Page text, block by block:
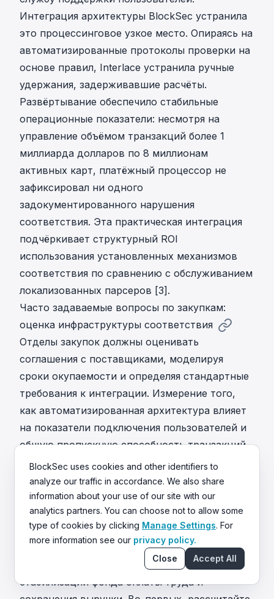
Интеграция архитектуры BlockSec устранила
это процессинговое узкое место. Опираясь на
автоматизированные протоколы проверки на
основе правил, Interlace устранила ручные
удержания, задерживавшие расчёты.
Развёртывание обеспечило стабильные
операционные показатели: несмотря на
управление объёмом транзакций более 1
миллиарда долларов по 8 миллионам
активных карт, платёжный процессор не
зафиксировал ни одного
задокументированного нарушения
соответствия. Эта практическая интеграция
подчёркивает структурный ROI
использования установленных механизмов
соответствия по сравнению с обслуживанием
локализованных парсеров [3].
Часто задаваемые вопросы по закупкам:
оценка инфраструктуры соответствия
Отделы закупок должны оценивать
соглашения с поставщиками, моделируя
сроки окупаемости и определяя стандартные
требования к интеграции. Измерение того,
как автоматизированная архитектура влияет
на показатели подключения пользователей и
общую пропускную способность транзакций,
остаётся необходимым для расчёта
долгосрочного ROI программного
обеспечения.
Как рассчитать срок окупаемости стороннего
программного обеспечения соответствия?
Определение срока окупаемости включает
оценку избегания инженерных затрат,
стабилизации фонда оплаты труда и
BlockSec uses cookies and other identifiers to
analyze our traffic in accordance. We also share
information about your use of our site with our
analytics partners. You can choose not to allow some
type of cookies by clicking Manage Settings. For
more information see our privacy policy.
Close
Accept All